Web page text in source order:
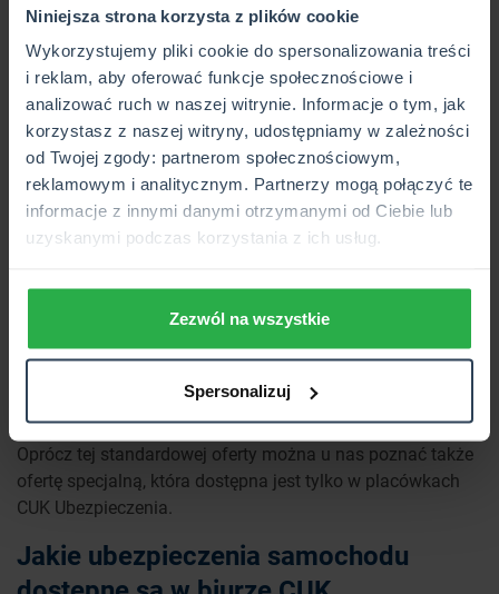
Niniejsza strona korzysta z plików cookie
Wykorzystujemy pliki cookie do spersonalizowania treści
i reklam, aby oferować funkcje społecznościowe i
analizować ruch w naszej witrynie. Informacje o tym, jak
korzystasz z naszej witryny, udostępniamy w zależności
od Twojej zgody: partnerom społecznościowym,
reklamowym i analitycznym. Partnerzy mogą połączyć te
informacje z innymi danymi otrzymanymi od Ciebie lub
uzyskanymi podczas korzystania z ich usług.
Zezwól na wszystkie
Spersonalizuj
Jesteśmy filią multiagencji, a to oznacza, że w naszym
portfolio jest wiele ofert do wyboru.Przez lata
zgromadziliśmy ich aż 40! Dzięki temu, że korzystamy
zaawansowanych porównywarek, możesz przeanalizować
większość produktów ubezpieczeniowych, dostępnych na
rynku i wybrać tę najlepszą polisę dla siebie. Poznaj grupy
polis, dostępne w naszym biurze CUK w Zduńskiej Woli:
ubezpieczenia samochodu,
ubezpieczenia na życie i zdrowie,
ubezpieczenia turystyczne,
ubezpieczenia firmowe,
Oprócz tej standardowej oferty można u nas poznać także
ofertę specjalną, która dostępna jest tylko w placówkach
CUK Ubezpieczenia.
Jakie ubezpieczenia samochodu